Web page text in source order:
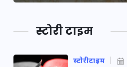
स्टोरी टाइम
स्टोरीटाइम